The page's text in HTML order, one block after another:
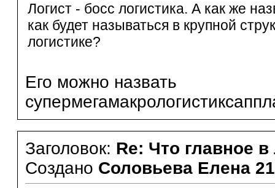
Логист - босс логистика. А как же
как будет называться в крупной
логистике?
Его можно назвать
Заголовок: Re: Что главное в
Создано Соловьева Елена